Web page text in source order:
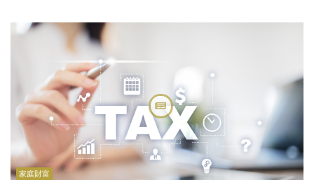
家庭財富